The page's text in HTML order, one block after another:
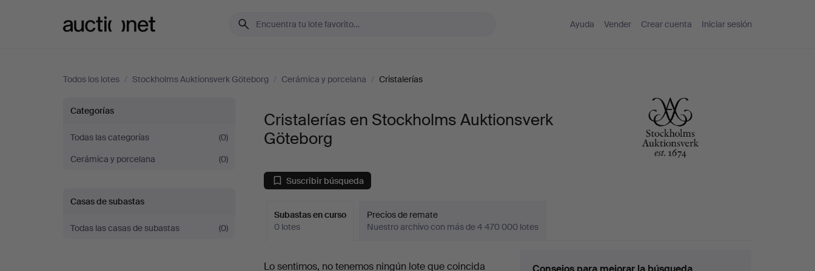
Ayuda Vender Crear cuenta Iniciar sesión
Todos los lotes / Stockholms Auktionsverk Göteborg / Cerámica y porcelana / Cristalerías
Cristalerías
en
Stockholms
Auktionsverk
Göteborg
Categorías
Todas las categorías
(0)
Cerámica y porcelana
(0)
Casas de subastas
Todas las casas de subastas (0)
Cristalerías en Stockholms Auktionsverk
Göteborg
Suscribir búsqueda
Subastas en curso
0 lotes
Precios de remate
Nuestro archivo con más de 4 470 000 lotes
Subastas
Lo sentimos, no tenemos ningún lote que coincida